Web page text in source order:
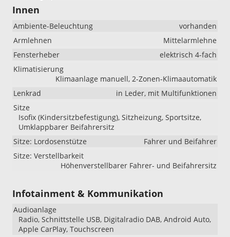
Innen
Ambiente-Beleuchtung
vorhanden
Armlehnen
Mittelarmlehne
Fensterheber
elektrisch 4-fach
Klimatisierung
Klimaanlage manuell, 2-Zonen-Klimaautomatik
Lenkrad
in Leder, mit Multifunktionen
Sitze
Isofix (Kindersitzbefestigung), Sitzheizung, Sportsitze,
Umklappbarer Beifahrersitz
Sitze: Lordosenstütze
Fahrer und Beifahrer
Sitze: Verstellbarkeit
Höhenverstellbarer Fahrer- und Beifahrersitz
Infotainment & Kommunikation
Audioanlage
Radio, Schnittstelle USB, Digitalradio DAB, Android Auto,
Apple CarPlay, Touchscreen